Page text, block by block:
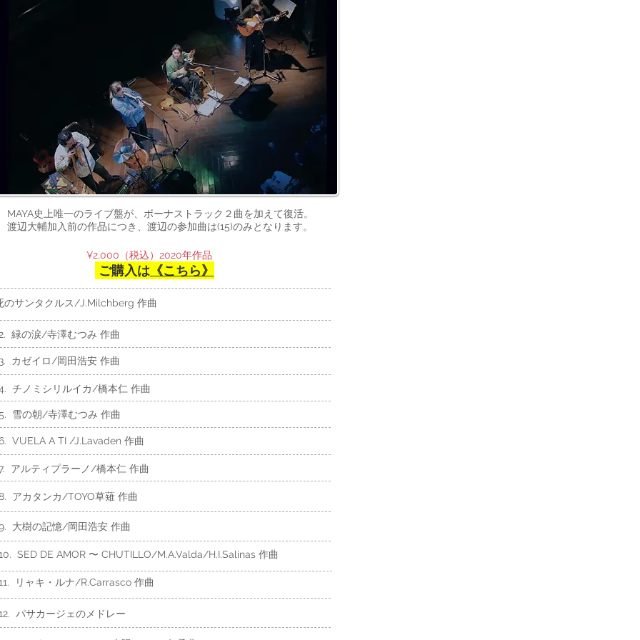
MAYA史上唯一のライブ盤が、ボーナストラック２曲を加えて復活。
渡辺大輔加入前​の作品につき、渡辺の参加曲は(15)のみとなります。
¥2,000（税込）2020年作品
ご購入は《こちら》
のサンタクルス/J.Milchberg 作曲
緑の涙/寺澤むつみ 作曲
カゼイロ/岡田浩安 作曲
チノミシリルイカ/橋本仁 作曲
雪の朝/寺澤むつみ 作曲
VUELA A TI /J.Lavaden 作曲
アルティプラーノ/橋本仁 作曲
アカタンカ/TOYO草薙 作曲
大樹の記憶/岡田浩安 作曲
SED DE AMOR 〜 CHUTILLO/M.A.Valda/H.I.Salinas 作曲
リャキ・ルナ/R.Carrasco 作曲
パサカージェのメドレー